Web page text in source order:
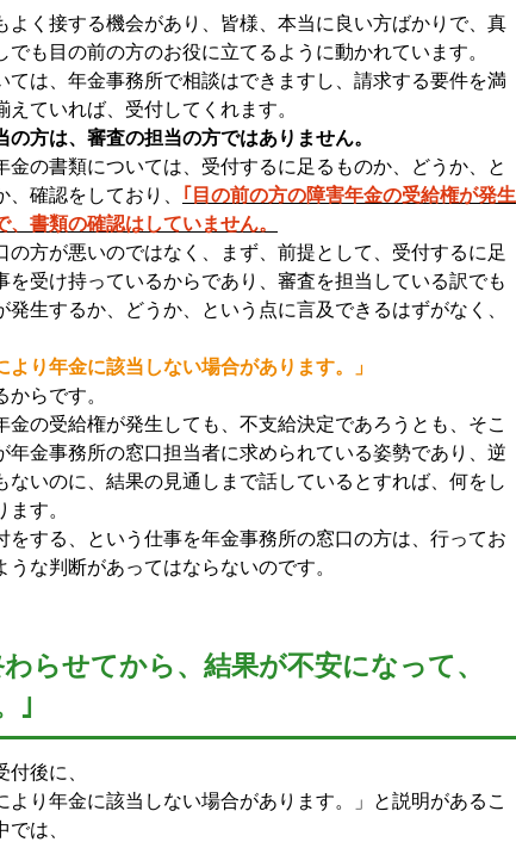
よく接する機会があり、皆様、本当に良い方ばかりで、真
も目の前の方のお役に立てるように動かれています。
ては、年金事務所で相談はできますし、請求する要件を満
ていれば、受付してくれます。
方は、審査の担当の方ではありません。
の書類については、受付するに足るものか、どうか、と
確認をしており、
｢目の前の方の障害年金の受給権が発生
書類の確認はしていません。
の方が悪いのではなく、まず、前提として、受付するに足
を受け持っているからであり、審査を担当している訳でも
生するか、どうか、という点に言及できるはずがなく、
より年金に該当しない場合があります。」
らです。
金の受給権が発生しても、不支給決定であろうとも、そこ
年金事務所の窓口担当者に求められている姿勢であり、逆
ないのに、結果の見通しまで話しているとすれば、何をし
す。
をする、という仕事を年金事務所の窓口の方は、行ってお
な判断があってはならないのです。
らせてから、結果が不安になって、
｣
後に、
より年金に該当しない場合があります。」と説明があるこ
は、